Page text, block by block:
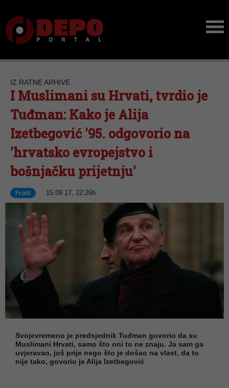
IZ RATNE ARHIVE
I Muslimani su Hrvati, tvrdio je
Tuđman: Kako je Alija
Izetbegović '95. odgovorio na
'hrvatsko evropejstvo i
bošnjačku prijetnju'
Front 15.09.17, 22:26h
Svojevremeno je predsjednik Tuđman govorio da su
Muslimani Hrvati, samo što oni to ne znaju. Ja sam ga
uvjeravao, još prije nego što je došao na vlast, da to
nije tako, govorio je Alija Izetbegović